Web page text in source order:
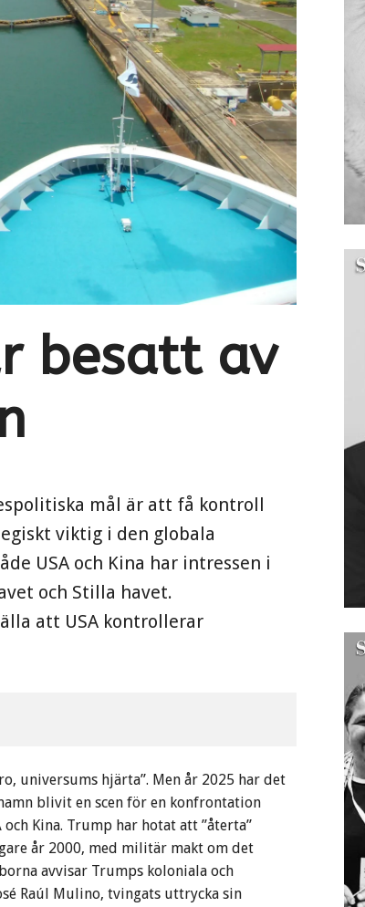
besatt av
mål är att få kontroll
viktig i den globala
USA och Kina har intressen i
och Stilla havet.
att USA kontrollerar
universums hjärta”. Men år 2025 har det
blivit en scen för en konfrontation
Kina. Trump har hotat att ”återta”
år 2000, med militär makt om det
avvisar Trumps koloniala och
Raúl Mulino, tvingats uttrycka sin